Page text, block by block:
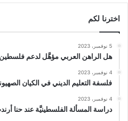
اخترنا لكم
5 نوفمبر، 2023
هل الراهن العربي مؤهَّل لدعم
4 نوفمبر، 2023
فلسفة التعليم الديني في الكيان
4 نوفمبر، 2023
دراسة المسألة الفلسطينيَّة عند حنا